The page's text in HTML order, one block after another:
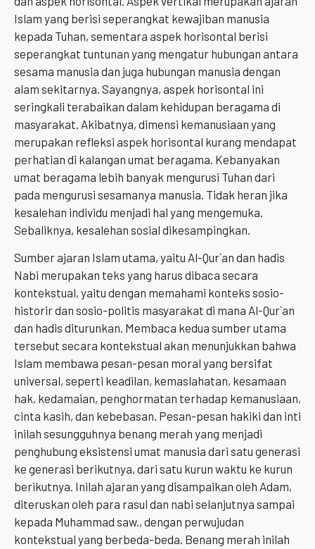
Islam yang berisi seperangkat kewajiban manusia
kepada Tuhan, sementara aspek horisontal berisi
seperangkat tuntunan yang mengatur hubungan antara
sesama manusia dan juga hubungan manusia dengan
alam sekitarnya. Sayangnya, aspek horisontal ini
seringkali terabaikan dalam kehidupan beragama di
masyarakat. Akibatnya, dimensi kemanusiaan yang
merupakan refleksi aspek horisontal kurang mendapat
perhatian di kalangan umat beragama. Kebanyakan
umat beragama lebih banyak mengurusi Tuhan dari
pada mengurusi sesamanya manusia. Tidak heran jika
kesalehan individu menjadi hal yang mengemuka.
Sebaliknya, kesalehan sosial dikesampingkan.
Sumber ajaran Islam utama, yaitu Al-Qur`an dan hadis
Nabi merupakan teks yang harus dibaca secara
kontekstual, yaitu dengan memahami konteks sosio-
historir dan sosio-politis masyarakat di mana Al-Qur`an
dan hadis diturunkan. Membaca kedua sumber utama
tersebut secara kontekstual akan menunjukkan bahwa
Islam membawa pesan-pesan moral yang bersifat
universal, seperti keadilan, kemaslahatan, kesamaan
hak, kedamaian, penghormatan terhadap kemanusiaan,
cinta kasih, dan kebebasan. Pesan-pesan hakiki dan inti
inilah sesungguhnya benang merah yang menjadi
penghubung eksistensi umat manusia dari satu generasi
ke generasi berikutnya, dari satu kurun waktu ke kurun
berikutnya. Inilah ajaran yang disampaikan oleh Adam,
diteruskan oleh para rasul dan nabi selanjutnya sampai
kepada Muhammad saw., dengan perwujudan
kontekstual yang berbeda-beda. Benang merah inilah